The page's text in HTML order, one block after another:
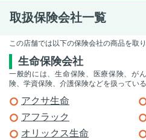
取扱保険会社一覧
この店舗では以下の保険会社の商品を取り
生命保険会社
一般的には、生命保険、医療保険、が
険、学資保険、介護保険などを扱っている
アクサ生命
アフラック
オリックス生命